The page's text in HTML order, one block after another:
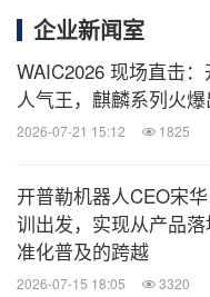
累与实践经验，推出
形机器人解决方案，
现出清晰可行的落地
开普勒解决方案以人
从高空、辐射、高温
企业新闻室
WAIC2026 现场直击
人气王，麒麟系列火
2026-07-21 15:12 1825
开普勒机器人CEO宋
训出发，实现从产品
准化普及的跨越
2026-07-15 18:05 3320